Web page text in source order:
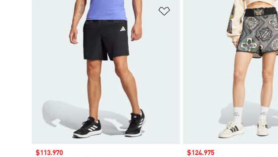
Añadir a la lista de deseos
Precio de venta
$113.970 Precio de venta
$124.975